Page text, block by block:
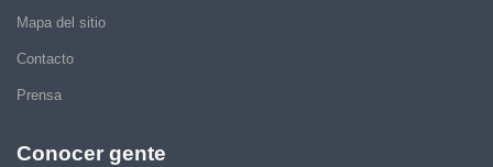
Mapa del sitio
Contacto
Prensa
Conocer gente